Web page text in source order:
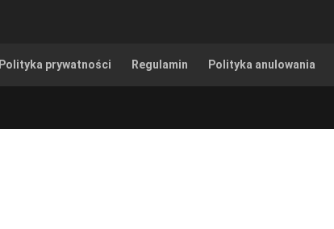
Polityka prywatności Regulamin Polityka anulowania